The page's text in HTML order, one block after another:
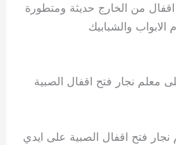
من الخارج حديثة ومتطورة
والشبابيك
نجار فتح اقفال الصبية
فتح اقفال الصبية على ايدي